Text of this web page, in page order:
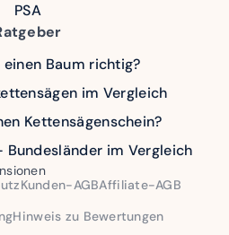
PSA
Baum richtig?
im Vergleich
Kettensägenschein?
im Vergleich
Kunden-AGBAffiliate-AGB
Hinweis zu Bewertungen